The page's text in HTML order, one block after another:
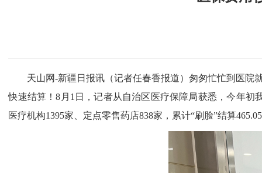
天山网-新疆日报讯（记者任春香报道）匆匆忙忙到医院就
快速结算！8月1日，记者从自治区医疗保障局获悉，今年初
医疗机构1395家、定点零售药店838家，累计“刷脸”结算